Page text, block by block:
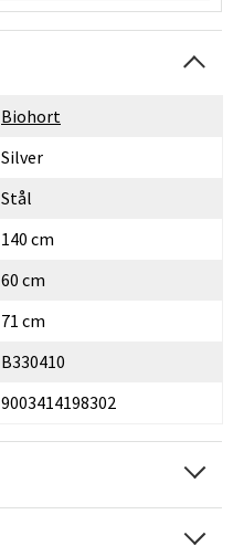
Biohort
Silver
Stål
140 cm
60 cm
71 cm
B330410
9003414198302